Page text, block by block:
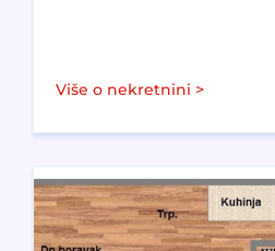
Više o nekretnini >